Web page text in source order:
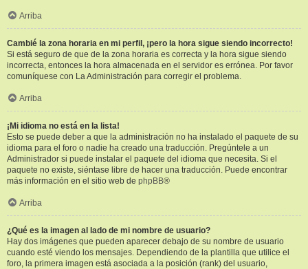
Arriba
Cambié la zona horaria en mi perfil, ¡pero la hora sigue siendo incorrecto!
Si está seguro de que de la zona horaria es correcta y la hora sigue siendo
incorrecta, entonces la hora almacenada en el servidor es errónea. Por favor
comuníquese con La Administración para corregir el problema.
Arriba
¡Mi idioma no está en la lista!
Esto se puede deber a que la administración no ha instalado el paquete de su
idioma para el foro o nadie ha creado una traducción. Pregúntele a un
Administrador si puede instalar el paquete del idioma que necesita. Si el
paquete no existe, siéntase libre de hacer una traducción. Puede encontrar
más información en el sitio web de phpBB®
Arriba
¿Qué es la imagen al lado de mi nombre de usuario?
Hay dos imágenes que pueden aparecer debajo de su nombre de usuario
cuando esté viendo los mensajes. Dependiendo de la plantilla que utilice el
foro, la primera imagen está asociada a la posición (rank) del usuario,